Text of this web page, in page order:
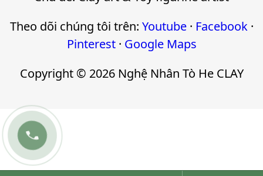
Theo dõi chúng tôi trên: Youtube· Facebook·
Pinterest· Google Maps
Copyright © 2026 Nghệ Nhân Tò He CLAY
